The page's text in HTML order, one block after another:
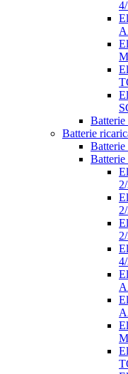
Batterie